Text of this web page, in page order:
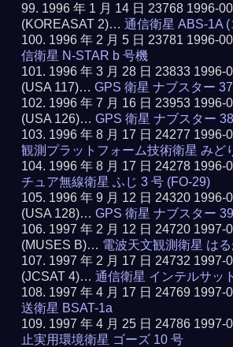
1996 年 1 月 14 日 23768 1996-
(KOREASAT 2)…通信衛星 ABS-1A
1996 年 2 月 5 日 23781 1996-
信衛星 N-STAR b 号機
1996 年 3 月 28 日 23833 1996-
(USA 117)…GPS 衛星 ナブスター
1996 年 7 月 16 日 23953 1996-
(USA 126)…GPS 衛星 ナブスター
1996 年 8 月 17 日 24277
観測プラットフォーム技術衛星 みど
1996 年 8 月 17 日 24278
チュア無線衛星 ふじ 3 号 (FO-29)
1996 年 9 月 12 日 24320 1996-
(USA 128)…GPS 衛星 ナブスター
1997 年 2 月 12 日 24720 1997-
(MUSES B)… 電波天文観測衛星 は
1997 年 2 月 17 日 24732 1997-
(JCSAT 4)…通信衛星 インテルサッ
1997 年 4 月 17 日 24769
送衛星 BSAT-1a
1997 年 4 月 25 日 24786
止実用環境衛星 ゴーズ 10 号